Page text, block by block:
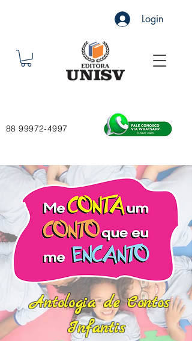
Login
88 99972-4997
Antologia de Contos
Infantis